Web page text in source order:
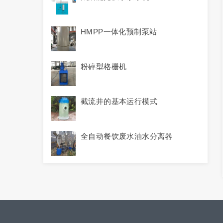
HMPP一体化预制泵站
粉碎型格栅机
截流井的基本运行模式
全自动餐饮废水油水分离器